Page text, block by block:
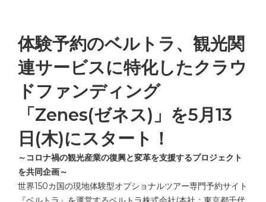
体験予約のベルトラ、観光関
連サービスに特化したクラウ
ドファンディング
「Zenes(ゼネス)」を5月13
日(木)にスタート！
～コロナ禍の観光産業の復興と変革を支援するプロジェクト
を共同企画～
世界150カ国の現地体験型オプショナルツアー専門予約サイト